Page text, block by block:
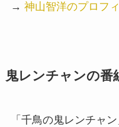
→ 神山智洋のプロフ
鬼レンチャンの番
「千鳥の鬼レンチャ